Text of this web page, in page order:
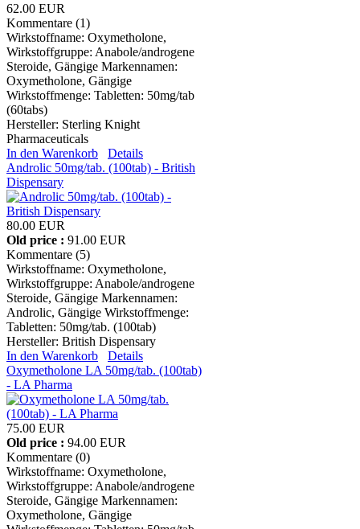
62.00 EUR
Kommentare (1)
Wirkstoffname: Oxymetholone,
Wirkstoffgruppe: Anabole/androgene
Steroide, Gängige Markennamen:
Oxymetholone, Gängige
Wirkstoffmenge: Tabletten: 50mg/tab
(60tabs)
Hersteller: Sterling Knight
Pharmaceuticals
In den Warenkorb
Details
Androlic 50mg/tab. (100tab) - British
Dispensary
80.00 EUR
Old price : 91.00 EUR
Kommentare (5)
Wirkstoffname: Oxymetholone,
Wirkstoffgruppe: Anabole/androgene
Steroide, Gängige Markennamen:
Androlic, Gängige Wirkstoffmenge:
Tabletten: 50mg/tab. (100tab)
Hersteller: British Dispensary
In den Warenkorb
Details
Oxymetholone LA 50mg/tab. (100tab)
- LA Pharma
75.00 EUR
Old price : 94.00 EUR
Kommentare (0)
Wirkstoffname: Oxymetholone,
Wirkstoffgruppe: Anabole/androgene
Steroide, Gängige Markennamen:
Oxymetholone, Gängige